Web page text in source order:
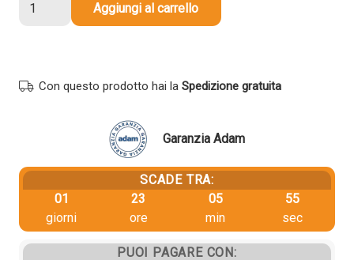
quantità
Aggiungi al carrello
Con questo prodotto hai la Spedizione gratuita
Garanzia Adam
SCADE TRA:
01
giorni
23
ore
05
min
54
sec
PUOI PAGARE CON: